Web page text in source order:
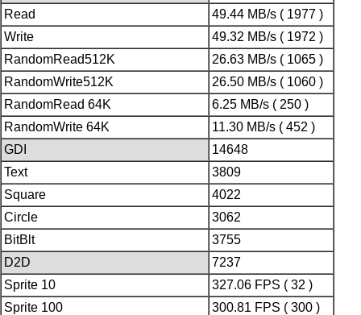
Read
49.44 MB/s ( 1977 )
Write
49.32 MB/s ( 1972 )
RandomRead512K
26.63 MB/s ( 1065 )
RandomWrite512K
26.50 MB/s ( 1060 )
RandomRead 64K
6.25 MB/s ( 250 )
RandomWrite 64K
11.30 MB/s ( 452 )
GDI
14648
Text
3809
Square
4022
Circle
3062
BitBlt
3755
D2D
7237
Sprite 10
327.06 FPS ( 32 )
Sprite 100
300.81 FPS ( 300 )